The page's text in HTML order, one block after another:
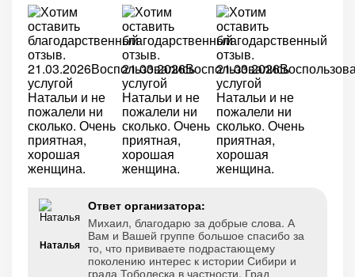
Наталья
Ответ организатора:
Михаил, благодарю за добрые слова. А
Вам и Вашей группе большое спасибо за
то, что прививаете подрастающему
поколению интерес к истории Сибири и
града Тоболеска в частности. Град